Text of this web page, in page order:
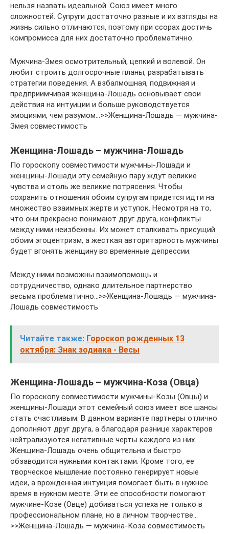
нельзя назвать идеальной. Союз имеет много
сложностей. Супруги достаточно разные и их взгляды на
жизнь сильно отличаются, поэтому при ссорах достичь
компромисса для них достаточно проблематично.
Мужчина-Змея осмотрительный, цепкий и волевой. Он
любит строить долгосрочные планы, разрабатывать
стратегии поведения. А взбалмошная, подвижная и
предприимчивая женщина-Лошадь основывает свои
действия на интуиции и больше руководствуется
эмоциями, чем разумом…>>Женщина-Лошадь — мужчина-
Змея совместимость
Женщина-Лошадь – мужчина-Лошадь
По гороскопу совместимости мужчины-Лошади и
женщины-Лошади эту семейную пару ждут великие
чувства и столь же великие потрясения. Чтобы
сохранить отношения обоим супругам придется идти на
множество взаимных жертв и уступок. Несмотря на то,
что они прекрасно понимают друг друга, конфликты
между ними неизбежны. Их может сталкивать присущий
обоим эгоцентризм, а жесткая авторитарность мужчины
будет вгонять женщину во временные депрессии.
Между ними возможны взаимопомощь и
сотрудничество, однако длительное партнерство
весьма проблематично…>>Женщина-Лошадь — мужчина-
Лошадь совместимость
Читайте также: Гороскоп рожденных 13
октября: Знак зодиака - Весы
Женщина-Лошадь – мужчина-Коза (Овца)
По гороскопу совместимости мужчины-Козы (Овцы) и
женщины-Лошади этот семейный союз имеет все шансы
стать счастливым. В данном варианте партнеры отлично
дополняют друг друга, а благодаря разнице характеров
нейтрализуются негативные черты каждого из них.
Женщина-Лошадь очень общительна и быстро
обзаводится нужными контактами. Кроме того, ее
творческое мышление постоянно генерирует новые
идеи, а врожденная интуиция помогает быть в нужное
время в нужном месте. Эти ее способности помогают
мужчине-Козе (Овце) добиваться успеха не только в
профессиональном плане, но в личном творчестве…
>>Женщина-Лошадь — мужчина-Коза совместимость